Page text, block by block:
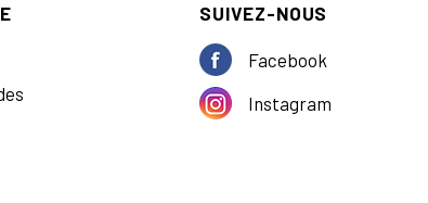
SUIVEZ-NOUS
Facebook
Instagram